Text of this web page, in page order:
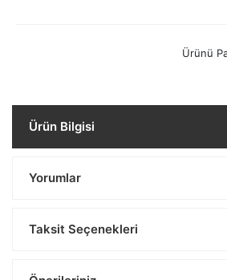
Ürünü
Ürün Bilgisi
Yorumlar
Taksit Seçenekleri